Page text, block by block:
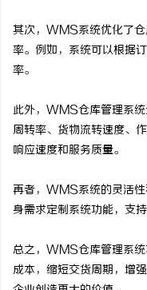
其次，WMS系统优化了仓
率。例如，系统可以根据
率。
此外，WMS仓库管理系统
周转率、货物流转速度、
响应速度和服务质量。
再者，WMS系统的灵活性
身需求定制系统功能，支
总之，WMS仓库管理系统
成本，缩短交货周期，增